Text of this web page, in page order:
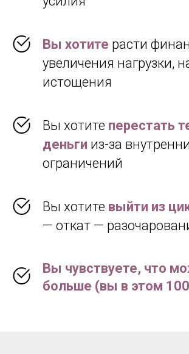
Вы хотите расти
увеличения нагрузки,
истощения
Вы хотите перестать
деньги из-за
ограничений
Вы хотите выйти из
— откат —
Вы чувствуете, что
больше (вы в этом